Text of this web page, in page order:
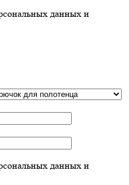
данных и
данных и